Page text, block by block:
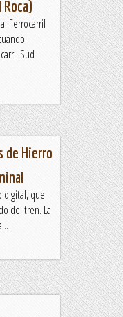
Ferrocarril
Sud
Hierro
digital, que
del tren. La